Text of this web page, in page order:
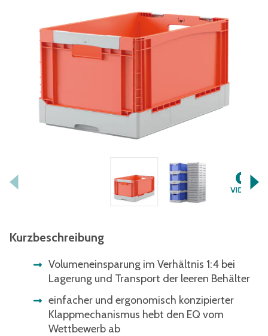
Kurzbeschreibung
Volumeneinsparung im Verhältnis 1:4 bei
Lagerung und Transport der leeren Behälter
einfacher und ergonomisch konzipierter
Klappmechanismus hebt den EQ vom
Wettbewerb ab